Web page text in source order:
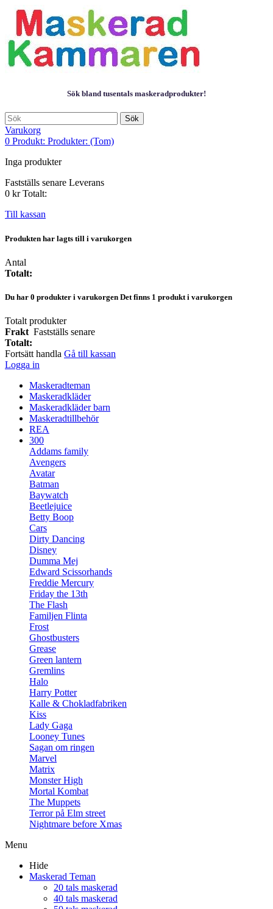
Sök bland tusentals maskeradprodukter!
Sök
Varukorg
0 Produkt: Produkter: (Tom)
Inga produkter
Fastställs senare Leverans
0 kr Totalt:
Till kassan
Produkten har lagts till i varukorgen
Antal
Totalt:
Du har 0 produkter i varukorgen Det finns 1 produkt i varukorgen
Totalt produkter
Frakt Fastställs senare
Totalt:
Fortsätt handla Gå till kassan
Logga in
Maskeradteman
Maskeradkläder
Maskeradkläder barn
Maskeradtillbehör
REA
300
Addams family
Avengers
Avatar
Batman
Baywatch
Beetlejuice
Betty Boop
Cars
Dirty Dancing
Disney
Dumma Mej
Edward Scissorhands
Freddie Mercury
Friday the 13th
The Flash
Familjen Flinta
Frost
Ghostbusters
Grease
Green lantern
Gremlins
Halo
Harry Potter
Kalle & Chokladfabriken
Kiss
Lady Gaga
Looney Tunes
Sagan om ringen
Marvel
Matrix
Monster High
Mortal Kombat
The Muppets
Terror på Elm street
Nightmare before Xmas
Menu
Hide
Maskerad Teman
20 tals maskerad
40 tals maskerad